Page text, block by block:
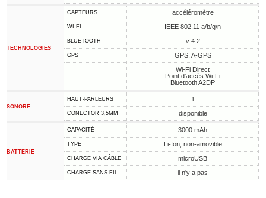
TECHNOLOGIES
CAPTEURS accéléromètre
WI-FI IEEE 802.11 a/b/g/n
BLUETOOTH v 4.2
GPS
GPS, A-GPS
Wi-Fi Direct
Point d'accès Wi-Fi
Bluetooth A2DP
SONORE
HAUT-PARLEURS 1
CONECTOR 3,5MM disponible
BATTERIE
CAPACITÉ 3000 mAh
TYPE Li-Ion, non-amovible
CHARGE VIA CÂBLE microUSB
CHARGE SANS FIL il n'y a pas